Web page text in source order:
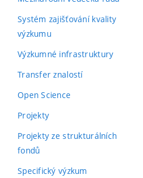
Systém zajišťování kvality
výzkumu
Výzkumné infrastruktury
Transfer znalostí
Open Science
Projekty
Projekty ze strukturálních
fondů
Specifický výzkum